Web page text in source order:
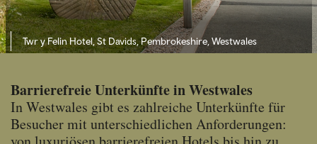
Twr y Felin Hotel, St Davids, Pembrokeshire, Westwales
Barrierefreie Unterkünfte in Westwales
In Westwales gibt es zahlreiche Unterkünfte für
Besucher mit unterschiedlichen Anforderungen: